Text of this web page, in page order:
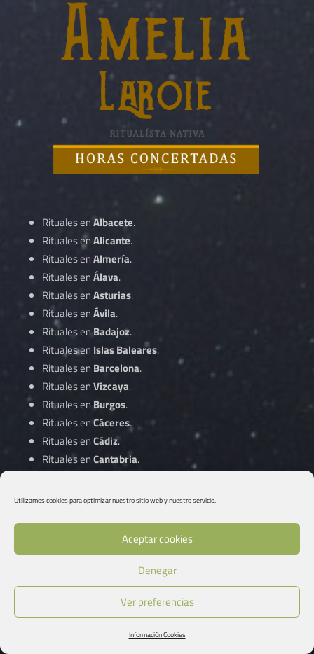
Utilizamos cookies para optimizar nuestro sitio web y nuestro servicio.
Aceptar cookies
Denegar
Ver preferencias
Información Cookies
Rituales enAlbacete.
Rituales enAlicante.
Rituales enAlmería.
Rituales enÁlava.
Rituales enAsturias.
Rituales enÁvila.
Rituales en Badajoz.
Rituales en Islas Baleares.
Rituales en Barcelona.
Rituales enVizcaya.
Rituales en Burgos.
Rituales enCáceres.
Rituales enCádiz.
Rituales enCantabria.
Rituales enCiudad Real.
Gipuzkoa.
Rituales enGirona.
Granada.